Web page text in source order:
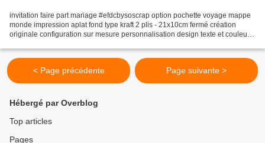
invitation faire part mariage #efdcbysoscrap option pochette voyage mappe
monde impression aplat fond type kraft 2 plis - 21x10cm fermé création
originale configuration sur mesure personnalisation design texte et couleur
< Page précédente Page suivante >
Hébergé par Overblog
Top articles
Pages